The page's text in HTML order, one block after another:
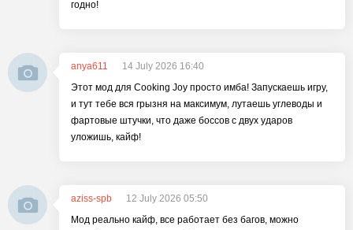
годно!
anya611
14 July 2026 16:40
Этот мод для Cooking Joy просто имба! Запускаешь игру,
и тут тебе вся грызня на максимум, лутаешь углеводы и
фартовые штучки, что даже боссов с двух ударов
уложишь, кайф!
aziss-spb
12 July 2026 05:50
Мод реально кайф, все работает без багов, можно